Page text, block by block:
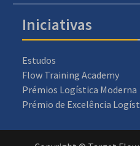
Iniciativas
Estudos
Flow Training Academy
Prémios Logística Moderna
Prémio de Excelência